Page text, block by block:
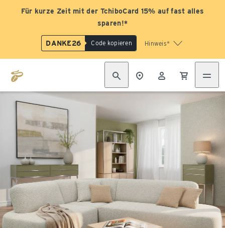
Für kurze Zeit mit der TchiboCard 15% auf fast alles
sparen!*
DANKE26 Code kopieren Hinweis*